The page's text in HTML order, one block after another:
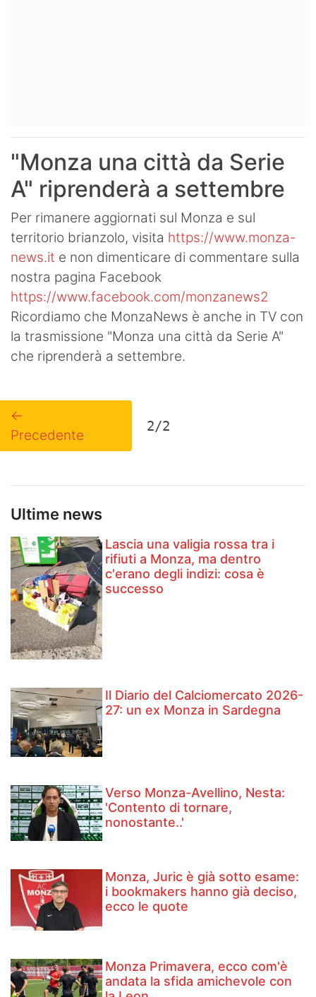
"Monza una città da Serie
A" riprenderà a settembre
Per rimanere aggiornati sul Monza e sul
territorio brianzolo, visita https://www.monza-
news.it e non dimenticare di commentare sulla
nostra pagina Facebook
https://www.facebook.com/monzanews2
Ricordiamo che MonzaNews è anche in TV con
la trasmissione "Monza una città da Serie A"
che riprenderà a settembre.
←
Precedente
2/2
Ultime news
Lascia una valigia rossa tra i
rifiuti a Monza, ma dentro
c'erano degli indizi: cosa è
successo
Il Diario del Calciomercato 2026-
27: un ex Monza in Sardegna
Verso Monza-Avellino, Nesta:
'Contento di tornare,
nonostante..'
Monza, Juric è già sotto esame:
i bookmakers hanno già deciso,
ecco le quote
Monza Primavera, ecco com'è
andata la sfida amichevole con